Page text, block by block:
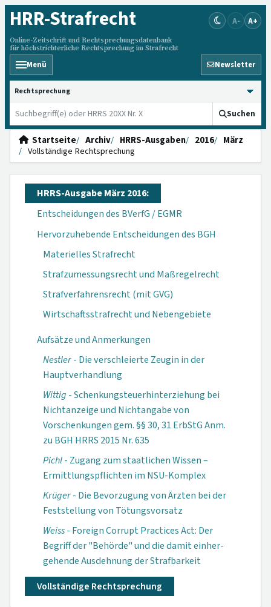
HRR-Strafrecht
Online-Zeitschrift und Rechtsprechungsdatenbank
für höchstrichterliche Rechtsprechung im Strafrecht
A- A+
Menü Newsletter
HRRS durchsuchen
Suchen
Startseite Archiv HRRS-Ausgaben 2016
März
Vollständige Rechtsprechung
HRRS-Ausgabe März 2016:
Entscheidungen des BVerfG / EGMR
Hervorzuhebende Entscheidungen des BGH
Materielles Strafrecht
Strafzumessungsrecht und Maßregelrecht
Strafverfahrensrecht (mit GVG)
Wirtschaftsstrafrecht und Nebengebiete
Aufsätze und Anmerkungen
Nestler- Die verschleierte Zeugin in der
Hauptverhandlung
Wittig - Schenkungs­teuerhinter­ziehung bei
Nichtan­zeige und Nichtan­gabe von
Vorschenkungen gem. §§ 30, 31 ErbStG Anm.
zu BGH HRRS 2015 Nr. 635
Pichl- Zugang zum staatlichen Wissen –
Ermittlungs­pflichten im NSU-Komplex
Krüger- Die Bevorzugung von Ärzten bei der
Fest­stellung von Tötungs­vorsatz
Weiss- Foreign Corrupt Practices Act: Der
Begriff der "Behörde" und die damit einher­
gehende Aus­dehnung der Straf­barkeit
Vollständige Rechtsprechung